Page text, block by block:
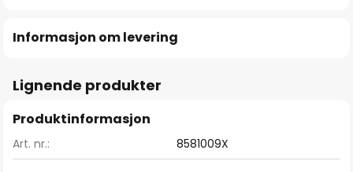
Informasjon om levering
Lignende produkter
Produktinformasjon
Art. nr.: 8581009X